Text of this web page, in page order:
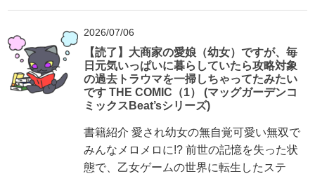
2026/07/06
【読了】大商家の愛娘（幼女）ですが、毎
日元気いっぱいに暮らしていたら攻略対象
の過去トラウマを一掃しちゃってたみたい
です THE COMIC（1） (マッグガーデンコ
ミックスBeat’sシリーズ)
書籍紹介 愛され幼女の無自覚可愛い無双で
みんなメロメロに!? 前世の記憶を失った状
態で、乙女ゲームの世界に転生したステ